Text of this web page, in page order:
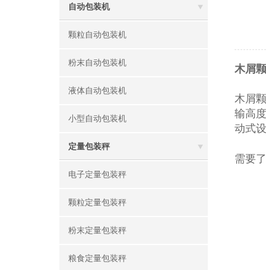
自动包装机
颗粒自动包装机
粉末自动包装机
液体自动包装机
小型自动包装机
定量包装秤
电子定量包装秤
颗粒定量包装秤
粉末定量包装秤
粮食定量包装秤
木屑
木屑
输高
动式
需要